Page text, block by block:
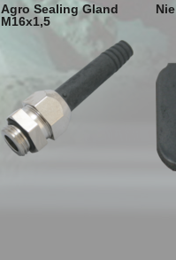
Agro Sealing Gland
M16x1,5